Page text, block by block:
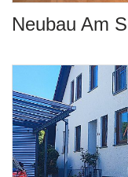
Neubau Am